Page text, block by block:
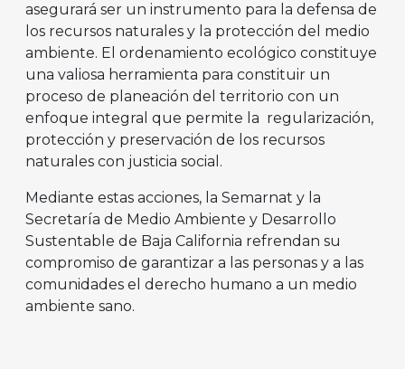
asegurará ser un instrumento para la defensa de
los recursos naturales y la protección del medio
ambiente. El ordenamiento ecológico constituye
una valiosa herramienta para constituir un
proceso de planeación del territorio con un
enfoque integral que permite la regularización,
protección y preservación de los recursos
naturales con justicia social.
Mediante estas acciones, la Semarnat y la
Secretaría de Medio Ambiente y Desarrollo
Sustentable de Baja California refrendan su
compromiso de garantizar a las personas y a las
comunidades el derecho humano a un medio
ambiente sano.